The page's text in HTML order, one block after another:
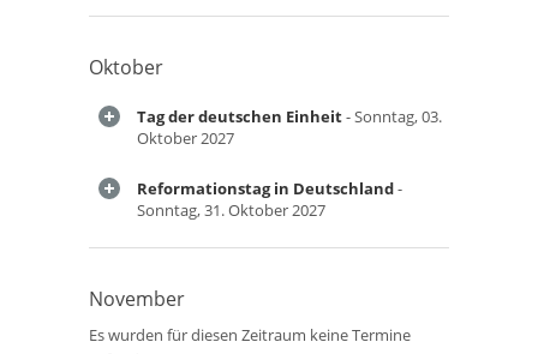
Oktober
Tag der deutschen Einheit- Sonntag, 03.
Oktober 2027
Reformationstag in Deutschland-
Sonntag, 31. Oktober 2027
November
Es wurden für diesen Zeitraum keine Termine